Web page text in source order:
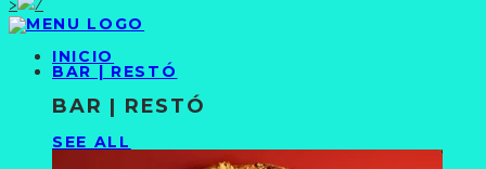
>
INICIO
BAR | RESTÓ
BAR | RESTÓ
SEE ALL